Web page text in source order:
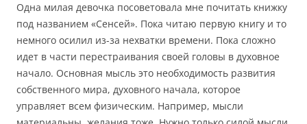
Одна милая девочка посоветовала мне почитать книжку
под названием «Сенсей». Пока читаю первую книгу и то
немного осилил из-за нехватки времени. Пока сложно
идет в части перестраивания своей головы в духовное
начало. Основная мысль это необходимость развития
собственного мира, духовного начала, которое
управляет всем физическим. Например, мысли